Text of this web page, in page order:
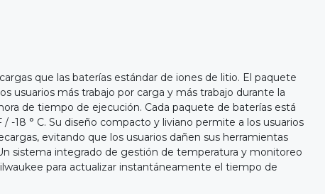
que las baterías estándar de iones de litio. El paquete
usuarios más trabajo por carga y más trabajo durante la
de tiempo de ejecución. Cada paquete de baterías está
18 ° C. Su diseño compacto y liviano permite a los usuarios
evitando que los usuarios dañen sus herramientas
sistema integrado de gestión de temperatura y monitoreo
para actualizar instantáneamente el tiempo de